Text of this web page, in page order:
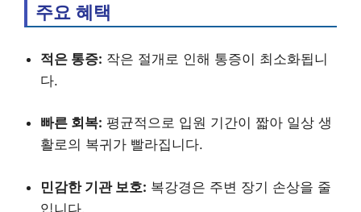
주요 혜택
적은 통증: 작은 절개로 인해 통증이 최소화됩니
다.
빠른 회복: 평균적으로 입원 기간이 짧아 일상 생
활로의 복귀가 빨라집니다.
민감한 기관 보호: 복강경은 주변 장기 손상을 줄
입니다.